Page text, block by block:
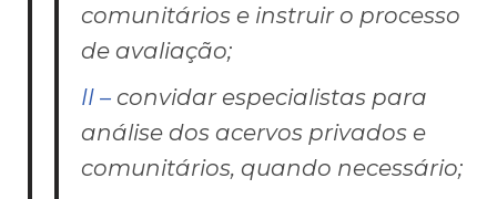
comunitários e instruir o processo
de avaliação;
II – convidar especialistas para
análise dos acervos privados e
comunitários, quando necessário;